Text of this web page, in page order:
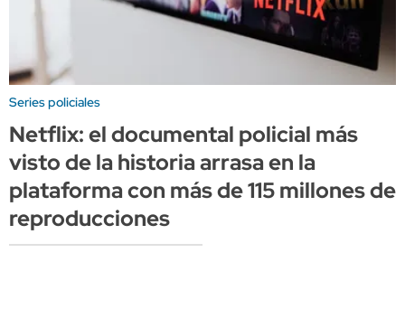
Series policiales
Netflix: el documental policial más
visto de la historia arrasa en la
plataforma con más de 115 millones de
reproducciones